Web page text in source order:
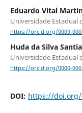
Eduardo Vital
Universidade Estadual
https://orcid.org/0009-
Huda da Silva
Universidade Estadual
https://orcid.org/0000-
DOI: https://doi.org/